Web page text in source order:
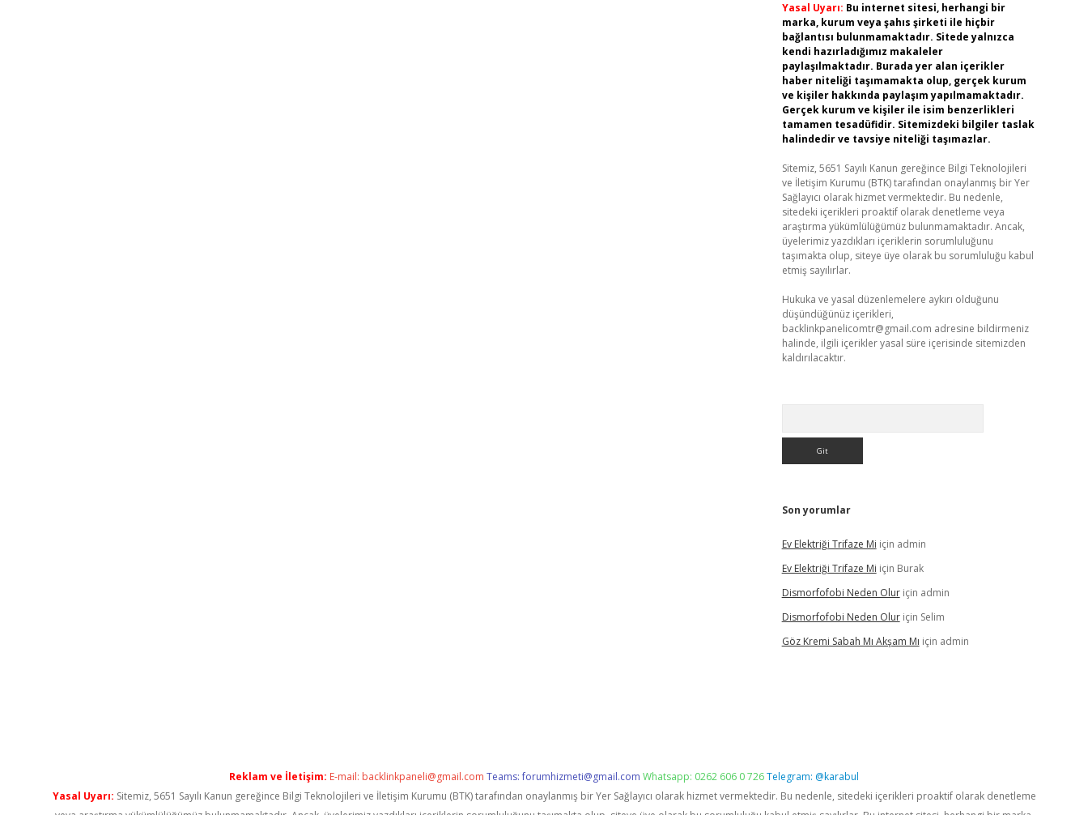
Yasal Uyarı: Bu internet sitesi, herhangi bir
marka, kurum veya şahıs şirketi ile hiçbir
bağlantısı bulunmamaktadır. Sitede yalnızca
kendi hazırladığımız makaleler
paylaşılmaktadır. Burada yer alan içerikler
haber niteliği taşımamakta olup, gerçek kurum
ve kişiler hakkında paylaşım yapılmamaktadır.
Gerçek kurum ve kişiler ile isim benzerlikleri
tamamen tesadüfidir. Sitemizdeki bilgiler taslak
halindedir ve tavsiye niteliği taşımazlar.
Sitemiz, 5651 Sayılı Kanun gereğince Bilgi Teknolojileri
ve İletişim Kurumu (BTK) tarafından onaylanmış bir Yer
Sağlayıcı olarak hizmet vermektedir. Bu nedenle,
sitedeki içerikleri proaktif olarak denetleme veya
araştırma yükümlülüğümüz bulunmamaktadır. Ancak,
üyelerimiz yazdıkları içeriklerin sorumluluğunu
taşımakta olup, siteye üye olarak bu sorumluluğu kabul
etmiş sayılırlar.
Hukuka ve yasal düzenlemelere aykırı olduğunu
düşündüğünüz içerikleri,
backlinkpanelicomtr@gmail.com adresine bildirmeniz
halinde, ilgili içerikler yasal süre içerisinde sitemizden
kaldırılacaktır.
Son yorumlar
Ev Elektriği Trifaze Mi için admin
Ev Elektriği Trifaze Mi için Burak
Dismorfofobi Neden Oluriçin admin
Dismorfofobi Neden Oluriçin Selim
Göz Kremi Sabah Mı Akşam Mı için admin
Reklam ve İletişim: E-mail: backlinkpaneli@gmail.com Teams:forumhizmeti@gmail.com Whatsapp: 0262 606 0 726Telegram: @karabul
Yasal Uyarı: Sitemiz, 5651 Sayılı Kanun gereğince Bilgi Teknolojileri ve İletişim Kurumu (BTK) tarafından onaylanmış bir Yer Sağlayıcı olarak hizmet vermektedir. Bu nedenle, sitedeki içerikleri proaktif olarak denetleme